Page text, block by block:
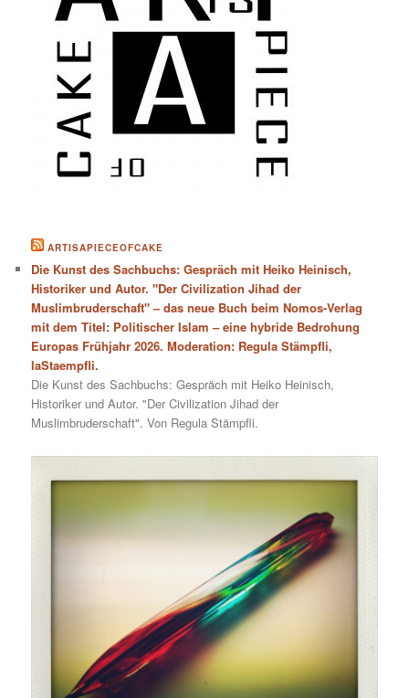
ARTISAPIECEOFCAKE
Die Kunst des Sachbuchs: Gespräch mit Heiko Heinisch,
Historiker und Autor. "Der Civilization Jihad der
Muslimbruderschaft" – das neue Buch beim Nomos-Verlag
mit dem Titel: Politischer Islam – eine hybride Bedrohung
Europas Frühjahr 2026. Moderation: Regula Stämpfli,
laStaempfli.
Die Kunst des Sachbuchs: Gespräch mit Heiko Heinisch,
Historiker und Autor. "Der Civilization Jihad der
Muslimbruderschaft". Von Regula Stämpfli.